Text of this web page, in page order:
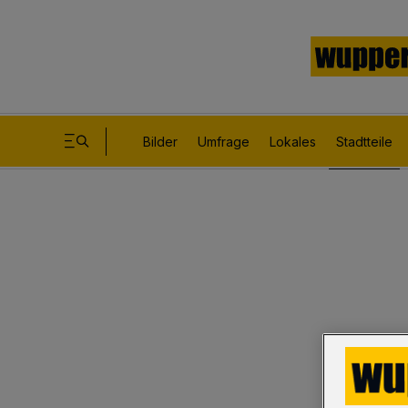
Bilder Umfrage Lokales Stadtteile